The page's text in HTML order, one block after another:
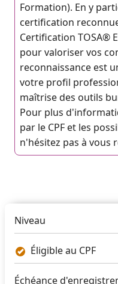
Formation). En y
certification
Certification TOSA®
pour valoriser vos
reconnaissance est
votre profil
maîtrise des outils
Pour plus
par le CPF et les
n'hésitez pas à vous
Niveau
Éligible au CPF
Échéance